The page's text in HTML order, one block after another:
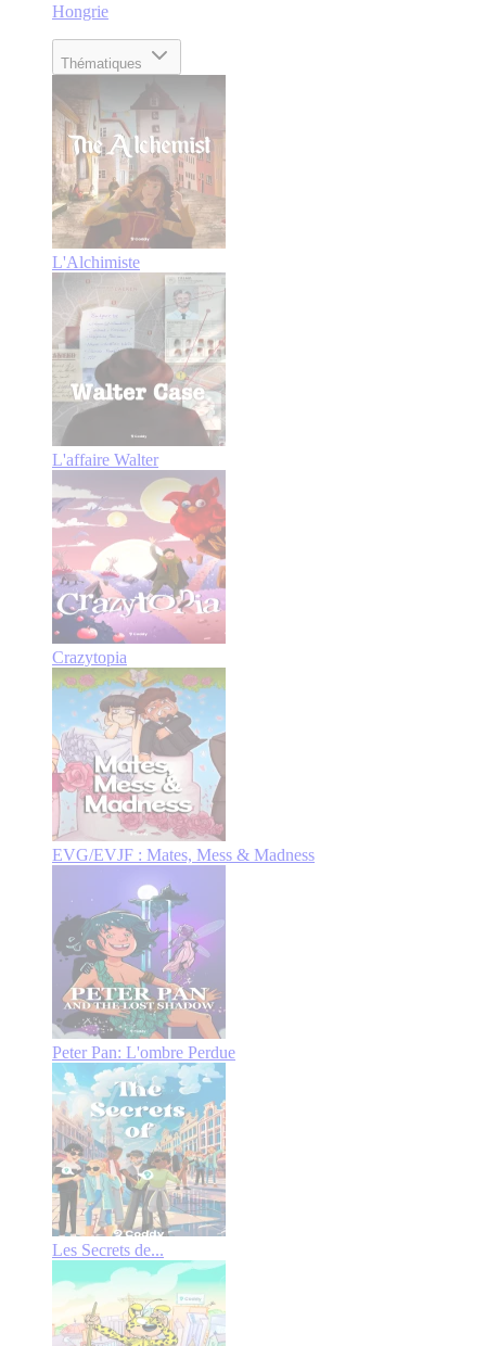
Hongrie
Thématiques
L'Alchimiste
L'affaire Walter
Crazytopia
EVG/EVJF : Mates, Mess & Madness
Peter Pan: L'ombre Perdue
Les Secrets de...